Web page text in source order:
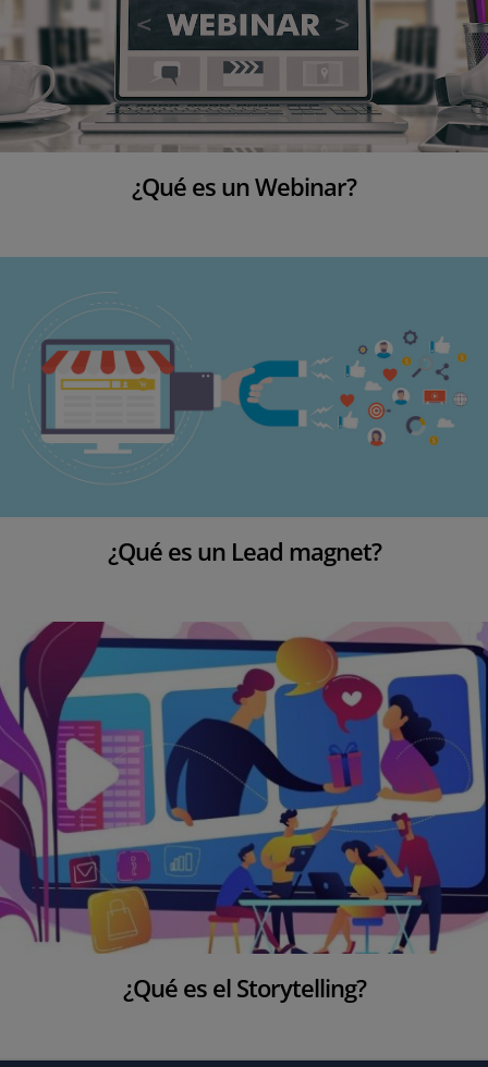
¿Qué es un Webinar?
¿Qué es un Lead magnet?
¿Qué es el Storytelling?